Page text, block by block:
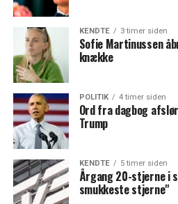
KENDTE 3 timer siden
Sofie Martinussen
knække
POLITIK 4 timer siden
Ord fra dagbog
Trump
KENDTE 5 timer siden
Årgang 20-stjerne i
smukkeste stjerne"